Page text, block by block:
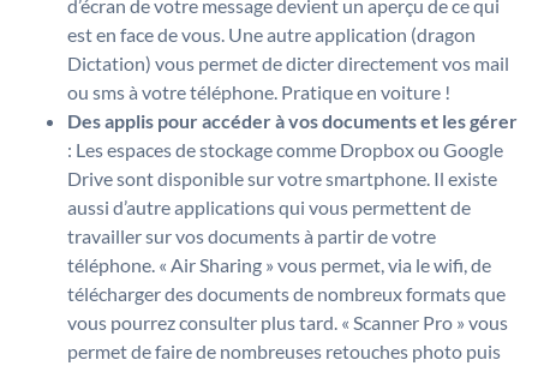
d’écran de votre message devient un aperçu de ce qui
est en face de vous. Une autre application (dragon
Dictation) vous permet de dicter directement vos mail
ou sms à votre téléphone. Pratique en voiture !
Des applis pour accéder à vos documents et les gérer
: Les espaces de stockage comme Dropbox ou Google
Drive sont disponible sur votre smartphone. Il existe
aussi d’autre applications qui vous permettent de
travailler sur vos documents à partir de votre
téléphone. « Air Sharing » vous permet, via le wifi, de
télécharger des documents de nombreux formats que
vous pourrez consulter plus tard. « Scanner Pro » vous
permet de faire de nombreuses retouches photo puis